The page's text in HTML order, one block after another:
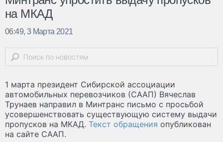
на МКАД
06:49, 3 Марта 2021
1 марта президент Сибирской ассоциации
автомобильных перевозчиков (СААП) Вячеслав
Трунаев направил в Минтранс письмо с просьбой
усовершенствовать существующую систему выдачи
пропусков на МКАД. Текст обращения опубликован
на сайте СААП.